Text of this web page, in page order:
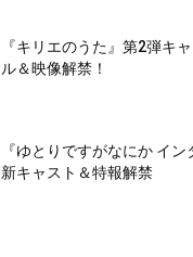
『キリエのうた』第2弾キ
ル＆映像解禁！
『ゆとりですがなにか イン
新キャスト＆特報解禁